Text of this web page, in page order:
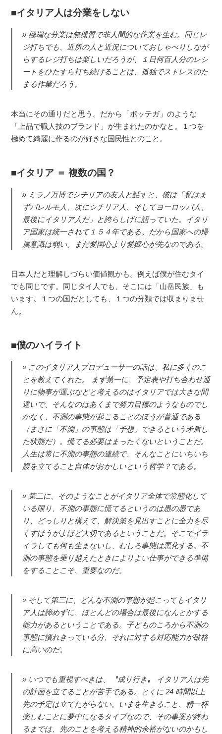
イタリア人は分業をしない
極端な分業は無機質で非人間的な作業を生む。同じレ
ジ打ちでも、近所の人と近況についておしゃべりしなが
らするレジ打ちは楽しいだろうが、１日何百人分のレシ
ートをひたすら打ち続けることは、孤独でストレスのた
まる作業だろう。
本当にその通りだと思う。だから「ボッテガ」のような
「上品で職人技のブランド」が生まれたのかなと。１つを
極めて綺麗に作るのが好きな国民性とのこと。
イタリア ＝ 複数の国？
ミラノ万博でシチリアの友人と話すと、彼は「私はま
ずパレルモ人、次にシチリア人、そしてヨーロッパ人、
最後にイタリア人だ」と誇らしげに語っていた。イタリ
ア国家は統一されて１５４年である。だから国家への帰
属意識は弱い。まだ愛国心より愛郷心が先なのである。
日本人だと理解しづらい価値観かも。例えば僕が住むタイ
でも同じです。同じタイ人でも、そこには「山岳民族」も
います。１つの国だとしても、１つの分類では収まりませ
ん。
僕のハイライト
このイタリア人プロデューサーの話は、私に多くのこ
とを教えてくれた。 まず第一に、予定表や打ち合わせ通
りに物事が運ぶなどと考えるのはイタリアでは大きな間
違いで、そんなのはあくまで努力目標のようなものでし
かなく、不測の事態が起こることのほうが普通である
（まさに「不測」の事態は「予想」できるという矛盾し
た状態だ）。慌てる必要はまったくないということだ。
人生は常に不測の事態の連続で、そんなことにいちいち
腹を立てること自体がおかしいという哲学？である。
第二に、そのようなことがイタリア全体で常態化して
いる限り、不測の事態に慌てるというのは愚の愚であ
り、どっしりと構えて、解決策を見出すことに全力を尽
くすほうがよほど大切であるということだ。そこでイラ
イラしても何も生まないし、むしろ事態は悪化する。不
測の事態を乗り越えたときによりよい仕事ができる準備
をすることこそ、重要なのだ。
そして第三に、どんな不測の事態が起こってもイタリ
ア人は諦めずに、ほとんどの場合は最後になんとかする
能力があるということである。子どものころから不測の
事態に慣れきっている分、それに対する対応能力が破格
に高いのだ。
いつでも重視すべきは、〝成り行き〟 イタリア人は先
の計画を立てることが苦手である。とくに 24 時間以上
先の予定は立てたがらない。いまを生きること、精一杯
楽しむことに夢中になるタイプなので、その事案が終わ
るまでは、先のことを考える精神的余裕がないのかもし